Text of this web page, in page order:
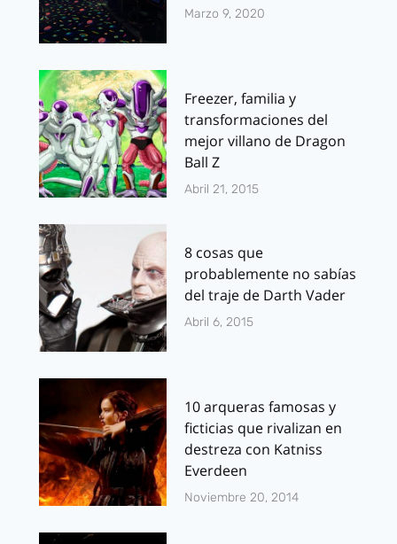
Marzo 9, 2020
Freezer, familia y
transformaciones del
mejor villano de Dragon
Ball Z
Abril 21, 2015
8 cosas que
probablemente no sabías
del traje de Darth Vader
Abril 6, 2015
10 arqueras famosas y
ficticias que rivalizan en
destreza con Katniss
Everdeen
Noviembre 20, 2014